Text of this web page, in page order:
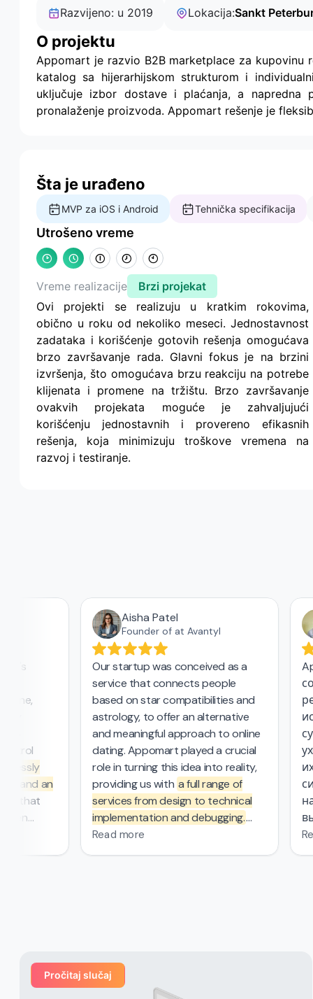
Razvijeno: u 2019 Lokacija:Sankt
O projektu
Appomart je razvio B2B marketplace za kupovinu
katalog sa hijerarhijskom strukturom i
uključuje izbor dostave i plaćanja, a napredna
pronalaženje proizvoda. Appomart rešenje je
Šta je urađeno
MVP za iOS i Android Tehnička specifikacija
Utrošeno vreme
Vreme realizacije
Brzi projekat
Ovi projekti se realizuju u kratkim rokovima,
obično u roku od nekoliko meseci. Jednostavnost
zadataka i korišćenje gotovih rešenja omogućava
brzo završavanje rada. Glavni fokus je na brzini
izvršenja, što omogućava brzu reakciju na potrebe
klijenata i promene na tržištu. Brzo završavanje
ovakvih projekata moguće je zahvaljujući
korišćenju jednostavnih i provereno efikasnih
rešenja, koja minimizuju troškove vremena na
razvoj i testiranje.
and an
that
Aisha Patel
Founder of at Avantyl
Our startup was conceived as a
service that connects people
based on star compatibilities and
astrology, to offer an alternative
and meaningful approach to online
dating. Appomart played a crucial
role in turning this idea into reality,
providing us with a full range of
services from design to technical
implementation and debugging.
They managed the complex
suggesting creative solutions for
organizing user interfaces,
Read more
Pročitaj slučaj